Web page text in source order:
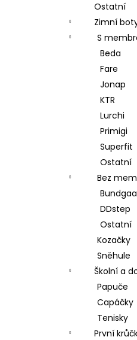
Ostatní
Zimní
S
Beda
Fare
Jonap
KTR
Lurchi
Primigi
Superfit
Ostatní
Bez
DDstep
Ostatní
Kozačky
Sněhule
Školní a
Papuče
Capáčky
Tenisky
První